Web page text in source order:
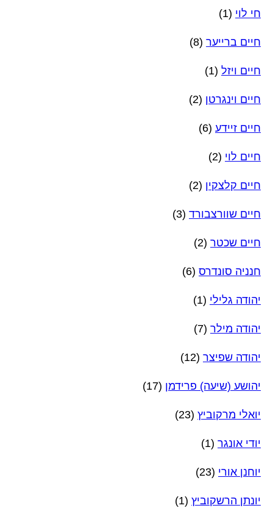
חי לוי (1)
חיים ברייער (8)
חיים ויזל (1)
חיים וינגרטן (2)
חיים זיידע (6)
חיים לוי (2)
חיים קלצקין (2)
חיים שוורצבורד (3)
חיים שכטר (2)
חנניה סונדרס (6)
יהודה גלילי (1)
יהודה מילר (7)
יהודה שפיצר (12)
יהושע (שיעה) פרידמן (17)
יואלי מרקוביץ (23)
יודי אונגר (1)
יוחנן אורי (23)
יונתן הרשקוביץ (1)